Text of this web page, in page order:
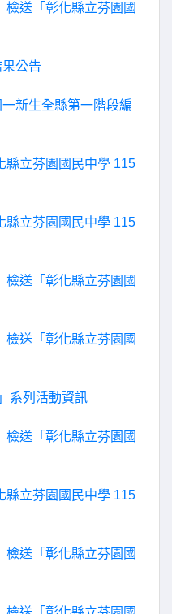
檢送「彰化縣立芬園國
公告
新生全縣第一階段編
縣立芬園國民中學 115
縣立芬園國民中學 115
檢送「彰化縣立芬園國
檢送「彰化縣立芬園國
系列活動資訊
檢送「彰化縣立芬園國
縣立芬園國民中學 115
檢送「彰化縣立芬園國